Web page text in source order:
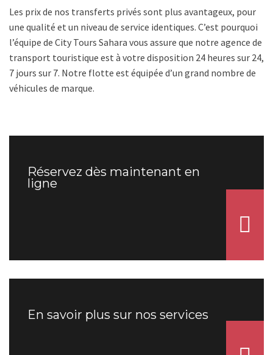
Les prix de nos transferts privés sont plus avantageux, pour
une qualité et un niveau de service identiques. C’est pourquoi
l’équipe de City Tours Sahara vous assure que notre agence de
transport touristique est à votre disposition 24 heures sur 24,
7 jours sur 7. Notre flotte est équipée d’un grand nombre de
véhicules de marque.
Réservez dès maintenant en
ligne
En savoir plus sur nos services